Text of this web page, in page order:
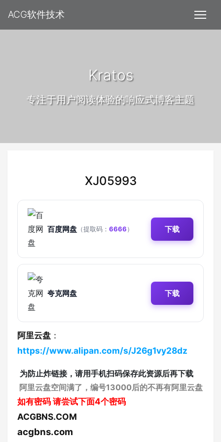
ACG软件技术
Kratos
专注于用户阅读体验的响应式博客主题
XJ05993
百度网盘 （提取码： 6666） 下载
夸克网盘 下载
阿里云盘 ：
https://www.alipan.com/s/J26g1vy28dz
为防止炸链接，请用手机扫码保存此资源后再下载
阿里云盘空间满了，编号13000后的不再有阿里云盘
如有密码请尝试下面4个密码
ACGBNS.COM
acgbns.com